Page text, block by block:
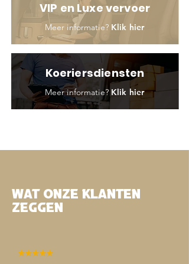
VIP en Luxe vervoer
Meer informatie? Klik hier
Koeriersdiensten
Meer informatie? Klik hier
Wat onze klanten
zeggen